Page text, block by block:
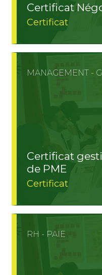
Certificat
Certificat
MANAGEMENT -
Certificat
de PME
Certificat
RH - PAIE